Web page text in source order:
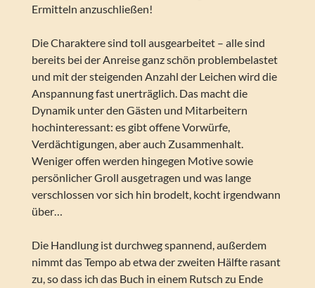
Ermitteln anzuschließen!
Die Charaktere sind toll ausgearbeitet – alle sind
bereits bei der Anreise ganz schön problembelastet
und mit der steigenden Anzahl der Leichen wird die
Anspannung fast unerträglich. Das macht die
Dynamik unter den Gästen und Mitarbeitern
hochinteressant: es gibt offene Vorwürfe,
Verdächtigungen, aber auch Zusammenhalt.
Weniger offen werden hingegen Motive sowie
persönlicher Groll ausgetragen und was lange
verschlossen vor sich hin brodelt, kocht irgendwann
über…
Die Handlung ist durchweg spannend, außerdem
nimmt das Tempo ab etwa der zweiten Hälfte rasant
zu, so dass ich das Buch in einem Rutsch zu Ende